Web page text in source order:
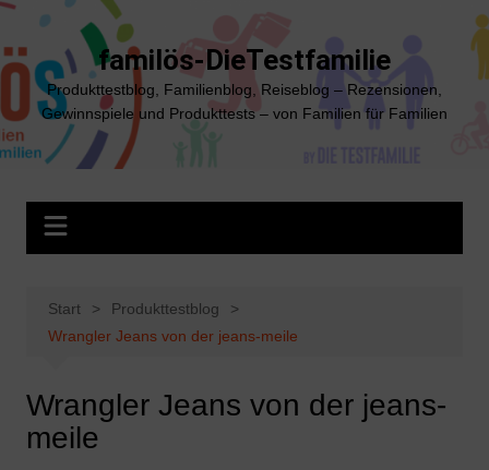
Zum
springen
familös-DieTestfamilie
Produkttestblog, Familienblog, Reiseblog – Rezensionen,
Gewinnspiele und Produkttests – von Familien für Familien
Start
Produkttestblog
Wrangler Jeans von der jeans-meile
Wrangler Jeans von der jeans-
meile